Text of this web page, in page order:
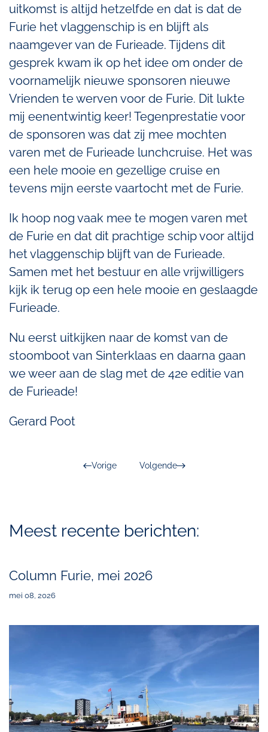
uitkomst is altijd hetzelfde en dat is dat de
Furie het vlaggenschip is en blijft als
naamgever van de Furieade. Tijdens dit
gesprek kwam ik op het idee om onder de
voornamelijk nieuwe sponsoren nieuwe
Vrienden te werven voor de Furie. Dit lukte
mij eenentwintig keer! Tegenprestatie voor
de sponsoren was dat zij mee mochten
varen met de Furieade lunchcruise. Het was
een hele mooie en gezellige cruise en
tevens mijn eerste vaartocht met de Furie.
Ik hoop nog vaak mee te mogen varen met
de Furie en dat dit prachtige schip voor altijd
het vlaggenschip blijft van de Furieade.
Samen met het bestuur en alle vrijwilligers
kijk ik terug op een hele mooie en geslaagde
Furieade.
Nu eerst uitkijken naar de komst van de
stoomboot van Sinterklaas en daarna gaan
we weer aan de slag met de 42e editie van
de Furieade!
Gerard Poot
Vorige Volgende
Meest recente berichten:
Column Furie, mei 2026
mei 08, 2026